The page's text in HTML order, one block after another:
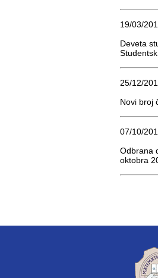
19/03/
Deveta
25/12/
Novi broj
07/10/
Оdbrana
oktobra